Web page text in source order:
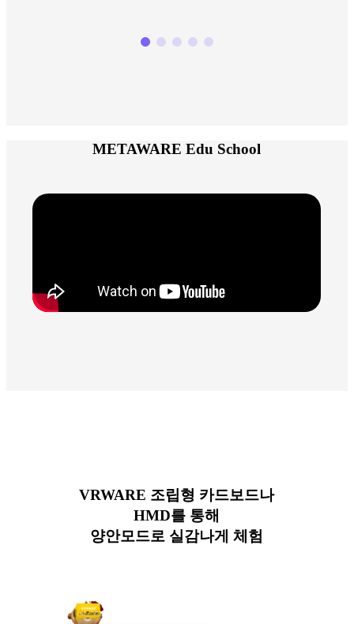
METAWARE Edu School
VRWARE 조립형 카드보드나
HMD를 통해
양안모드로 실감나게 체험